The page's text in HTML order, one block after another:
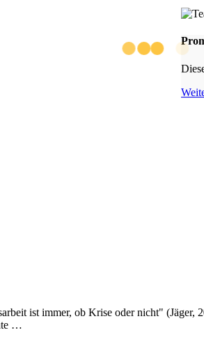
ist immer, ob Krise oder nicht" (Jäger,
…